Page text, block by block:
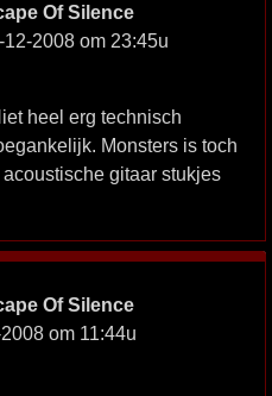
Of Silence
2008 om 23:45u
heel erg technisch
Monsters is toch
gitaar stukjes
Of Silence
om 11:44u